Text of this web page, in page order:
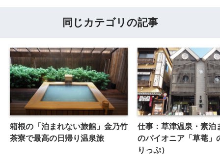
同じカテゴリの記事
箱根の「泊まれない旅館」金乃竹
茶寮で最高の日帰り温泉旅
仕事：草津温泉・素泊
のパイオニア「草菴」
りっぷ）